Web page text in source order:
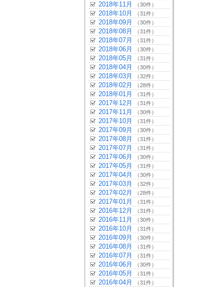
2018年11月 （30件）
2018年10月 （31件）
2018年09月 （30件）
2018年08月 （31件）
2018年07月 （31件）
2018年06月 （30件）
2018年05月 （31件）
2018年04月 （30件）
2018年03月 （32件）
2018年02月 （28件）
2018年01月 （31件）
2017年12月 （31件）
2017年11月 （30件）
2017年10月 （31件）
2017年09月 （30件）
2017年08月 （31件）
2017年07月 （31件）
2017年06月 （30件）
2017年05月 （31件）
2017年04月 （30件）
2017年03月 （32件）
2017年02月 （28件）
2017年01月 （31件）
2016年12月 （31件）
2016年11月 （30件）
2016年10月 （31件）
2016年09月 （30件）
2016年08月 （31件）
2016年07月 （31件）
2016年06月 （30件）
2016年05月 （31件）
2016年04月 （31件）